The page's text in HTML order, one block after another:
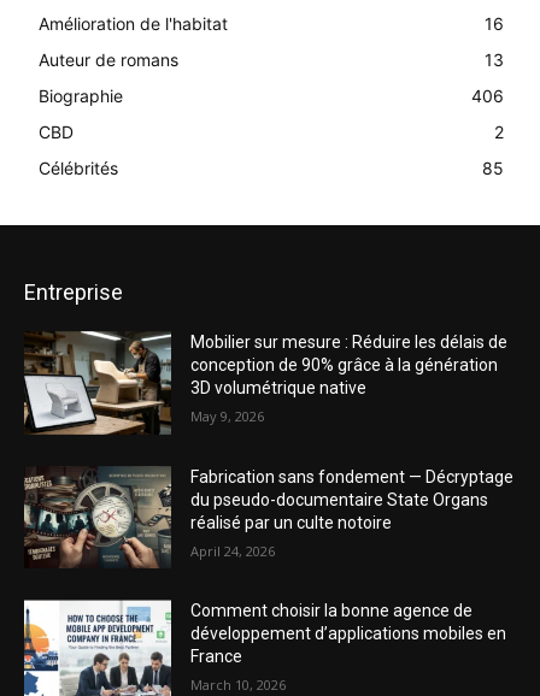
Amélioration de l'habitat
16
Auteur de romans
13
Biographie
406
CBD
2
Célébrités
85
Entreprise
Mobilier sur mesure : Réduire les délais de
conception de 90% grâce à la génération
3D volumétrique native
May 9, 2026
Fabrication sans fondement — Décryptage
du pseudo-documentaire State Organs
réalisé par un culte notoire
April 24, 2026
Comment choisir la bonne agence de
développement d’applications mobiles en
France
March 10, 2026